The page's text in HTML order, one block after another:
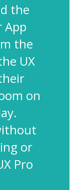
the
App
the
UX
on
or
Pro